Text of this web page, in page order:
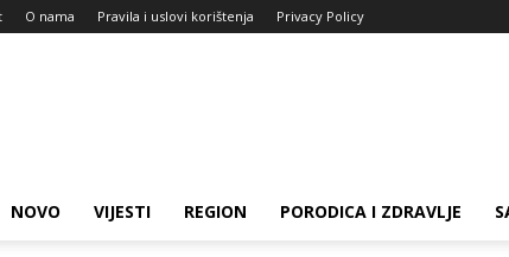
O nama Pravila i uslovi korištenja Privacy Policy
NOVO VIJESTI REGION PORODICA I ZDRAVLJE